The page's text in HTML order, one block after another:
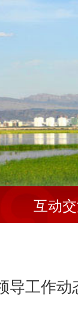
互动
导工作动